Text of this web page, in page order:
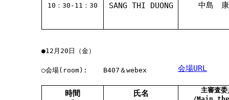
10：30-11：30 SANG THI DUONG 中島 康
●12月20日（金）
○会場(room): B407＆webex 会場URL
時間
氏名
主審査委